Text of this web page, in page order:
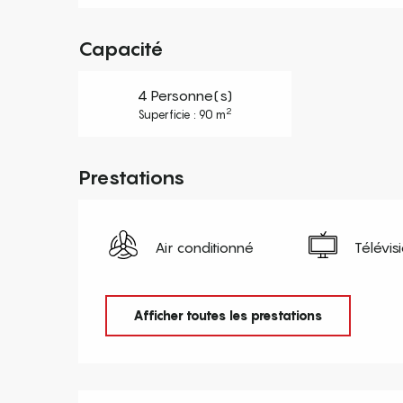
Capacité
4 Personne(s)
Superficie : 90 m2
Prestations
Air conditionné
Afficher toutes les prestations